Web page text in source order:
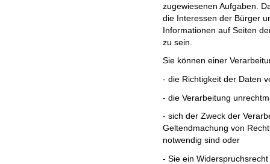
zugewiesenen Aufgaben.
die Interessen der Bürger
Informationen auf Seiten
zu sein.
Sie können einer
- die Richtigkeit der Daten
- die Verarbeitung
- sich der Zweck der
Geltendmachung von
notwendig sind oder
- Sie ein